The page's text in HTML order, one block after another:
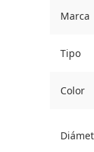
Marca
Tipo
Color